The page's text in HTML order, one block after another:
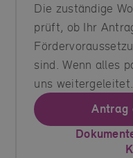
Die zuständige
prüft, ob Ihr
sind. Wenn alles
uns weitergeleitet.
Antrag